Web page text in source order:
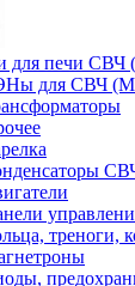
для печи СВЧ
для СВЧ
треноги,